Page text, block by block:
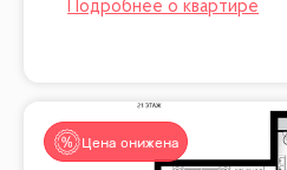
Цена снижена